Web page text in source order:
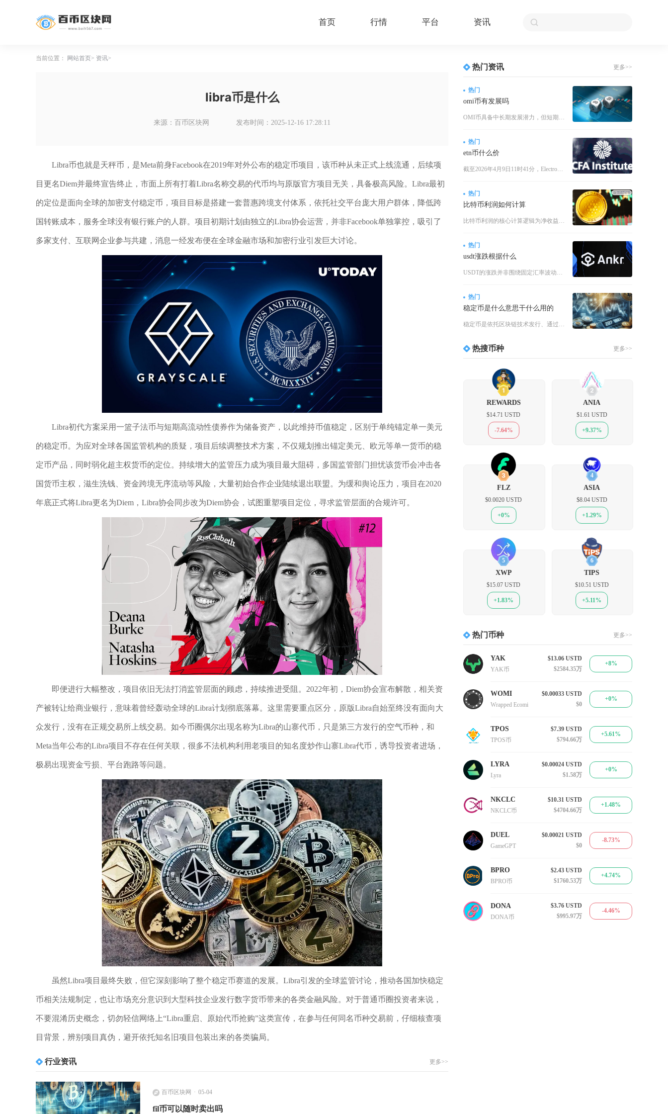
首页 行情 平台 资讯
当前位置： 网站首页 资讯
libra币是什么
来源：百币区块网 发布时间：2025-12-16 17:28:11
Libra币也就是天秤币，是Meta前身Facebook在2019年对外公布的稳定币项目，该币种从未正式上线流通，后续项
目更名Diem并最终宣告终止，市面上所有打着Libra名称交易的代币均与原版官方项目无关，具备极高风险。Libra最初
的定位是面向全球的加密支付稳定币，项目目标是搭建一套普惠跨境支付体系，依托社交平台庞大用户群体，降低跨
国转账成本，服务全球没有银行账户的人群。项目初期计划由独立的Libra协会运营，并非Facebook单独掌控，吸引了
多家支付、互联网企业参与共建，消息一经发布便在全球金融市场和加密行业引发巨大讨论。
Libra初代方案采用一篮子法币与短期高流动性债券作为储备资产，以此维持币值稳定，区别于单纯锚定单一美元
的稳定币。为应对全球各国监管机构的质疑，项目后续调整技术方案，不仅规划推出锚定美元、欧元等单一货币的稳
定币产品，同时弱化超主权货币的定位。持续增大的监管压力成为项目最大阻碍，多国监管部门担忧该货币会冲击各
国货币主权，滋生洗钱、资金跨境无序流动等风险，大量初始合作企业陆续退出联盟。为缓和舆论压力，项目在2020
年底正式将Libra更名为Diem，Libra协会同步改为Diem协会，试图重塑项目定位，寻求监管层面的合规许可。
即便进行大幅整改，项目依旧无法打消监管层面的顾虑，持续推进受阻。2022年初，Diem协会宣布解散，相关资
产被转让给商业银行，意味着曾经轰动全球的Libra计划彻底落幕。这里需要重点区分，原版Libra自始至终没有面向大
众发行，没有在正规交易所上线交易。如今币圈偶尔出现名称为Libra的山寨代币，只是第三方发行的空气币种，和
Meta当年公布的Libra项目不存在任何关联，很多不法机构利用老项目的知名度炒作山寨Libra代币，诱导投资者进场，
极易出现资金亏损、平台跑路等问题。
虽然Libra项目最终失败，但它深刻影响了整个稳定币赛道的发展。Libra引发的全球监管讨论，推动各国加快稳定
币相关法规制定，也让市场充分意识到大型科技企业发行数字货币带来的各类金融风险。对于普通币圈投资者来说，
不要混淆历史概念，切勿轻信网络上“Libra重启、原始代币抢购”这类宣传，在参与任何同名币种交易前，仔细核查项
目背景，辨别项目真伪，避开依托知名旧项目包装出来的各类骗局。
行业资讯 更多>>
百币区块网 05-04
fil币可以随时卖出吗
热门资讯 更多>>
热门
omi币有发展吗
OMI币具备中长期发展潜力，但短期难现爆发式增长，整体呈现稳健复苏、依赖生态落地的渐进式发
热门
etn币什么价
截至2026年4月9日11时41分，Electroneum（ETN币）的实时价格为0.00
热门
比特币利润如何计算
比特币利润的核心计算逻辑为净收益等于（卖出价-买入价）×交易数量-所有交易成本与附加费用，
热门
usdt涨跌根据什么
USDT的涨跌并非围绕固定汇率波动，核心由储备资产支撑与市场供需博弈共同决定，其价格锚定1
热门
稳定币是什么意思干什么用的
稳定币是依托区块链技术发行、通过资产抵押或算法调控锚定法定货币、黄金等标的资产，币值长期贴
热搜币种 更多>>
1
REWARDS
$14.71 USTD
-7.64%
2
ANIA
$1.61 USTD
+9.37%
3
FLZ
$0.0020 USTD
+0%
4
ASIA
$8.04 USTD
+1.29%
5
XWP
$15.07 USTD
+1.83%
6
TIPS
$10.51 USTD
+5.11%
热门币种 更多>>
YAK
YAK币
$13.06 USTD
$2584.35万
+8%
WOMI
Wrapped Ecomi
$0.00033 USTD
$0
+0%
TPOS
TPOS币
$7.39 USTD
$794.66万
+5.61%
LYRA
Lyra
$0.00024 USTD
$1.58万
+0%
NKCLC
NKCLC币
$10.31 USTD
$4704.66万
+1.48%
DUEL
GameGPT
$0.00021 USTD
$0
-8.73%
BPRO
BPRO币
$2.43 USTD
$1760.53万
+4.74%
DONA
DONA币
$3.76 USTD
$995.97万
-4.46%